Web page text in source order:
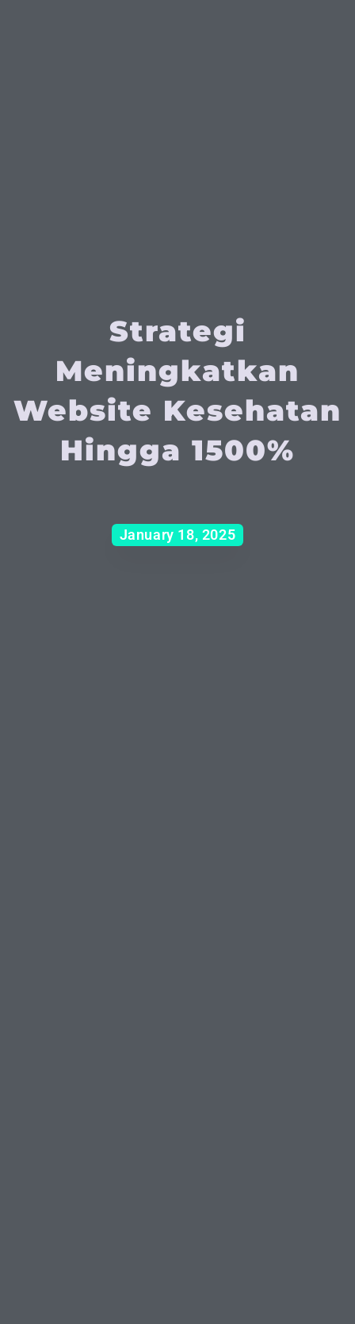
Strategi
Meningkatkan
Website Kesehatan
Hingga 1500%
January 18, 2025